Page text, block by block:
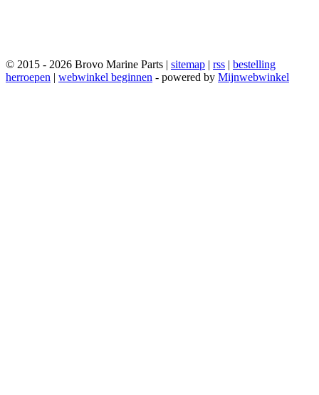
© 2015 - 2026 Brovo Marine Parts | sitemap | rss | bestelling
herroepen | webwinkel beginnen - powered by Mijnwebwinkel